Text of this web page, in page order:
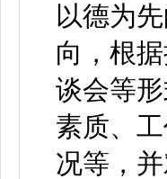
以德为
向，根
谈会等
素质、
况等，